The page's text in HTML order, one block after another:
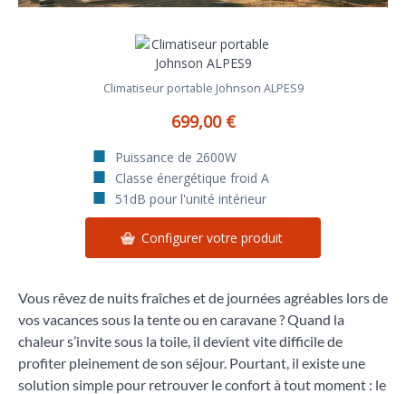
Climatiseur portable Johnson ALPES9
699,00 €
Puissance de 2600W
Classe énergétique froid A
51dB pour l'unité intérieur
Configurer votre produit
Vous rêvez de nuits fraîches et de journées agréables lors de
vos vacances sous la tente ou en caravane ? Quand la
chaleur s’invite sous la toile, il devient vite difficile de
profiter pleinement de son séjour. Pourtant, il existe une
solution simple pour retrouver le confort à tout moment : le